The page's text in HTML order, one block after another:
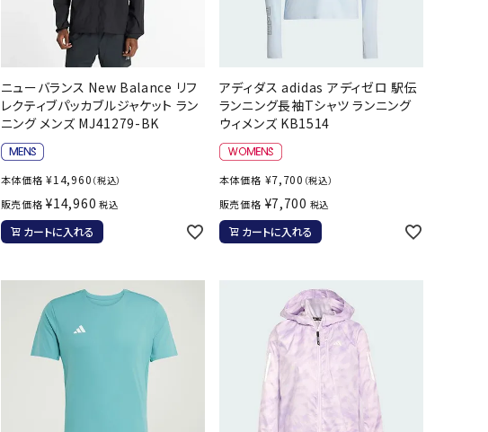
ニューバランス New Balance リフ
レクティブパッカブルジャケット ラン
ニング メンズ MJ41279-BK
本体価格 ¥14,960 （税込）
販売価格 ¥14,960 税込
カートに入れる
アディダス adidas アディゼロ 駅伝
ランニング長袖Tシャツ ランニング
ウィメンズ KB1514
本体価格 ¥7,700 （税込）
販売価格 ¥7,700 税込
カートに入れる